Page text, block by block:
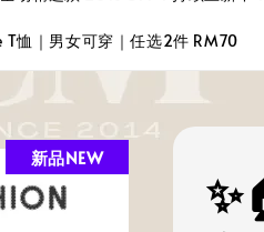
T恤｜男女可穿｜任选2件 RM70
新品NEW